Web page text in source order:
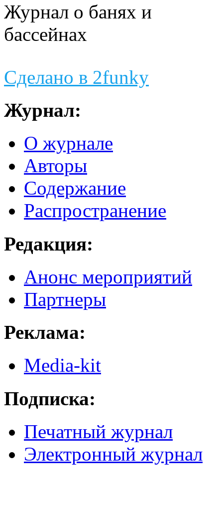
Журнал о банях и
бассейнах
Сделано в 2funky
Журнал:
О журнале
Авторы
Содержание
Распространение
Редакция:
Анонс мероприятий
Партнеры
Реклама:
Media-kit
Подписка:
Печатный журнал
Электронный журнал